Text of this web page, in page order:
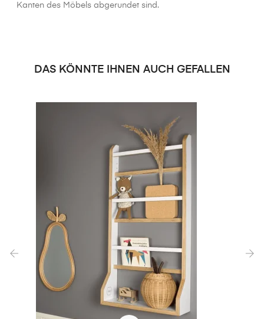
Kanten des Möbels abgerundet sind.
DAS KÖNNTE IHNEN AUCH GEFALLEN